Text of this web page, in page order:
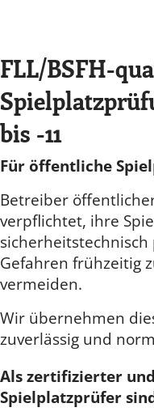
FLL/BSFH-
bis -11
Für öffentliche
Betreiber
verpflichtet, ihre
sicherheitstechnisch
Gefahren frühzeitig
vermeiden.
Wir übernehmen
zuverlässig und
Als zertifizierter
Spielplatzprüfer